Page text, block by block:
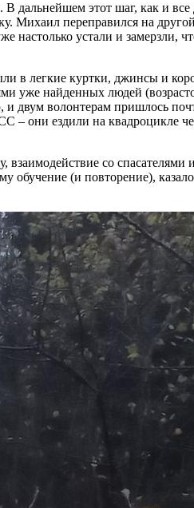
дальнейшем этот шаг, как и все
Михаил переправился на
настолько устали и замерзли,
в легкие куртки, джинсы и
уже найденных людей
двум волонтерам пришлось
– они ездили на квадроцикле
со спасателями
обучение (и повторение),